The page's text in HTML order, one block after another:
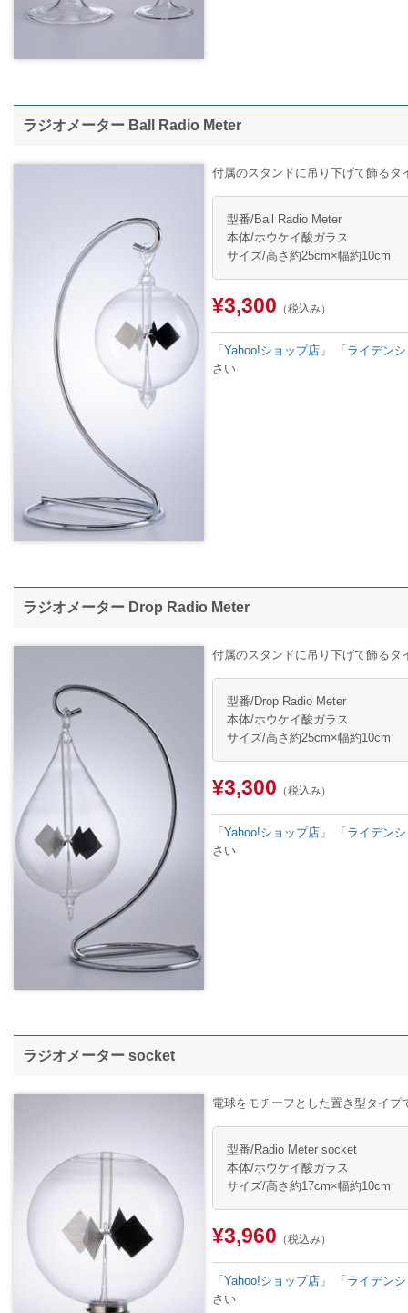
ラジオメーター Ball Radio Meter
付属のスタンドに吊り下げて飾るタ
型番/Ball Radio Meter
本体/ホウケイ酸ガラス
サイズ/高さ約25cm×幅約10cm
¥3,300 （税込み）
「 Yahoo!ショップ店 」 「 ライデン
さい
ラジオメーター Drop Radio Meter
付属のスタンドに吊り下げて飾るタ
型番/Drop Radio Meter
本体/ホウケイ酸ガラス
サイズ/高さ約25cm×幅約10cm
¥3,300 （税込み）
「 Yahoo!ショップ店 」 「 ライデン
さい
ラジオメーター socket
電球をモチーフとした置き型タイプ
型番/Radio Meter socket
本体/ホウケイ酸ガラス
サイズ/高さ約17cm×幅約10cm
¥3,960 （税込み）
「 Yahoo!ショップ店 」 「 ライデン
さい